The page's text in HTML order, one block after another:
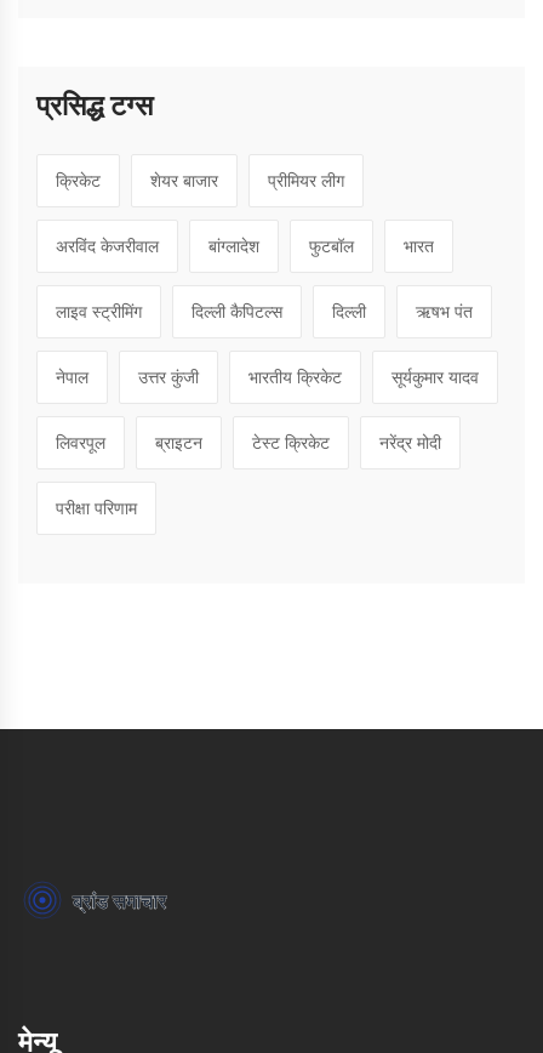
प्रसिद्ध टग्स
क्रिकेट शेयर बाजार प्रीमियर लीग
अरविंद केजरीवाल बांग्लादेश फुटबॉल भारत
लाइव स्ट्रीमिंग दिल्ली कैपिटल्स दिल्ली ऋषभ पंत
नेपाल उत्तर कुंजी भारतीय क्रिकेट सूर्यकुमार यादव
लिवरपूल ब्राइटन टेस्ट क्रिकेट नरेंद्र मोदी
परीक्षा परिणाम
मेन्यू